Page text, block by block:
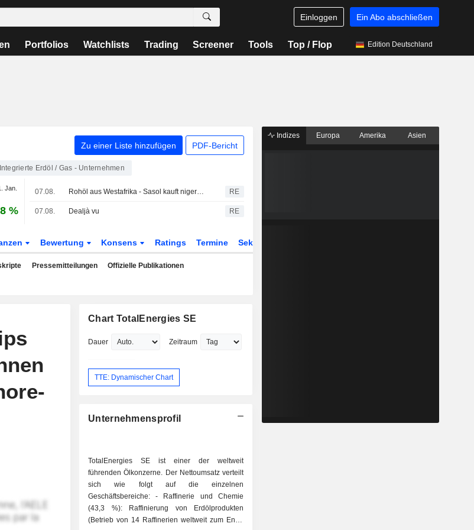
Einloggen Ein Abo abschließen
Portfolios Watchlists Trading Screener Tools Top / Flop Edition Deutschland
Zu einer Liste hinzufügen PDF-Bericht
Integrierte Erdöl / Gas - Unternehmen
Jan.
%
07.08. Rohöl aus Westafrika - Sasol kauft nigerianisches Rohöl RE
07.08. Dealjà vu RE
Bewertung Konsens Ratings Termine Sektor
Pressemitteilungen Offizielle Publikationen
Chart TotalEnergies SE
Dauer Zeitraum
TTE: Dynamischer Chart
Unternehmensprofil
TotalEnergies SE ist einer der weltweit
führenden Ölkonzerne. Der Nettoumsatz verteilt
sich wie folgt auf die einzelnen
Geschäftsbereiche: - Raffinerie und Chemie
(43,3 %): Raffinierung von Erdölprodukten
(Betrieb von 14 Raffinerien weltweit zum Ende
Indizes Europa Amerika Asien